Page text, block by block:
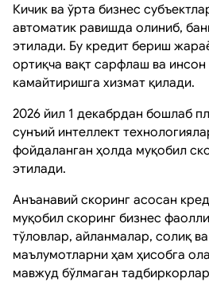
Кичик ва ўрта бизнес
автоматик равишда олиниб,
этилади. Бу кредит бериш
ортиқча вақт сарфлаш ва
камайтиришга хизмат қилади.
2026 йил 1 декабрдан бошлаб
сунъий интеллект
фойдаланган ҳолда муқобил
этилади.
Анъанавий скоринг асосан
муқобил скоринг бизнес
тўловлар, айланмалар, солиқ
маълумотларни ҳам ҳисобга
мавжуд бўлмаган